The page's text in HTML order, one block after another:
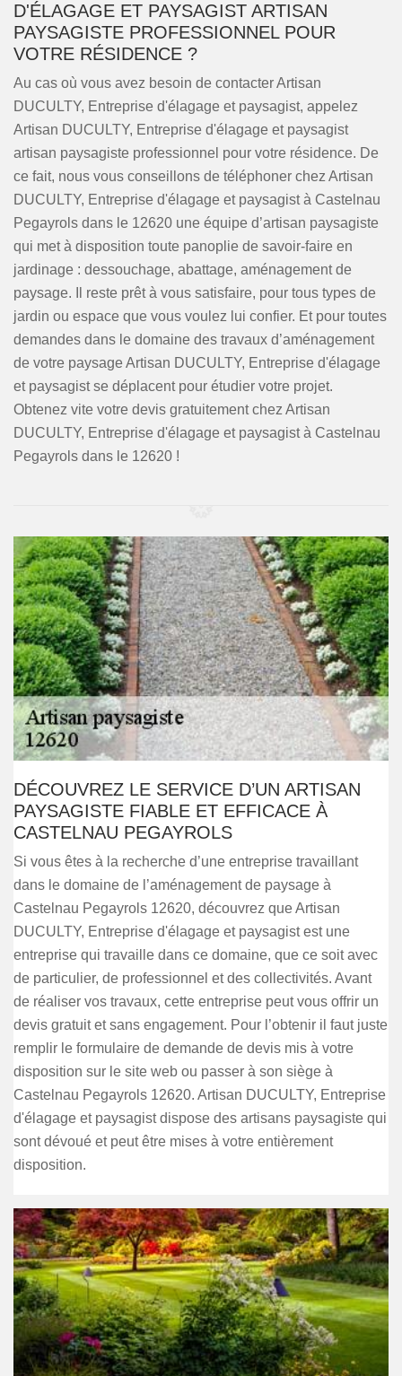
D'ÉLAGAGE ET PAYSAGIST ARTISAN
PAYSAGISTE PROFESSIONNEL POUR
VOTRE RÉSIDENCE ?
Au cas où vous avez besoin de contacter Artisan
DUCULTY, Entreprise d'élagage et paysagist, appelez
Artisan DUCULTY, Entreprise d'élagage et paysagist
artisan paysagiste professionnel pour votre résidence. De
ce fait, nous vous conseillons de téléphoner chez Artisan
DUCULTY, Entreprise d'élagage et paysagist à Castelnau
Pegayrols dans le 12620 une équipe d’artisan paysagiste
qui met à disposition toute panoplie de savoir-faire en
jardinage : dessouchage, abattage, aménagement de
paysage. Il reste prêt à vous satisfaire, pour tous types de
jardin ou espace que vous voulez lui confier. Et pour toutes
demandes dans le domaine des travaux d’aménagement
de votre paysage Artisan DUCULTY, Entreprise d'élagage
et paysagist se déplacent pour étudier votre projet.
Obtenez vite votre devis gratuitement chez Artisan
DUCULTY, Entreprise d'élagage et paysagist à Castelnau
Pegayrols dans le 12620 !
DÉCOUVREZ LE SERVICE D’UN ARTISAN
PAYSAGISTE FIABLE ET EFFICACE À
CASTELNAU PEGAYROLS
Si vous êtes à la recherche d’une entreprise travaillant
dans le domaine de l’aménagement de paysage à
Castelnau Pegayrols 12620, découvrez que Artisan
DUCULTY, Entreprise d'élagage et paysagist est une
entreprise qui travaille dans ce domaine, que ce soit avec
de particulier, de professionnel et des collectivités. Avant
de réaliser vos travaux, cette entreprise peut vous offrir un
devis gratuit et sans engagement. Pour l’obtenir il faut juste
remplir le formulaire de demande de devis mis à votre
disposition sur le site web ou passer à son siège à
Castelnau Pegayrols 12620. Artisan DUCULTY, Entreprise
d'élagage et paysagist dispose des artisans paysagiste qui
sont dévoué et peut être mises à votre entièrement
disposition.